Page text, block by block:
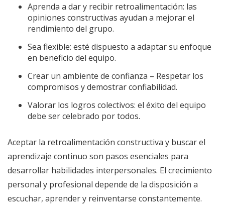
Aprenda a dar y recibir retroalimentación: las
opiniones constructivas ayudan a mejorar el
rendimiento del grupo.
Sea flexible: esté dispuesto a adaptar su enfoque
en beneficio del equipo.
Crear un ambiente de confianza – Respetar los
compromisos y demostrar confiabilidad.
Valorar los logros colectivos: el éxito del equipo
debe ser celebrado por todos.
Aceptar la retroalimentación constructiva y buscar el
aprendizaje continuo son pasos esenciales para
desarrollar habilidades interpersonales. El crecimiento
personal y profesional depende de la disposición a
escuchar, aprender y reinventarse constantemente.